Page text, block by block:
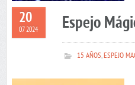
20
07 2024 Espejo
15 AÑOS,ESPEJO